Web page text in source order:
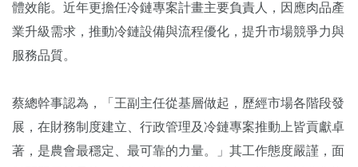
體效能。近年更擔任冷鏈專案計畫主要負責人，因應肉品產
業升級需求，推動冷鏈設備與流程優化，提升市場競爭力與
服務品質。
蔡總幹事認為，「王副主任從基層做起，歷經市場各階段發
展，在財務制度建立、行政管理及冷鏈專案推動上皆貢獻卓
著，是農會最穩定、最可靠的力量。」其工作態度嚴謹，面